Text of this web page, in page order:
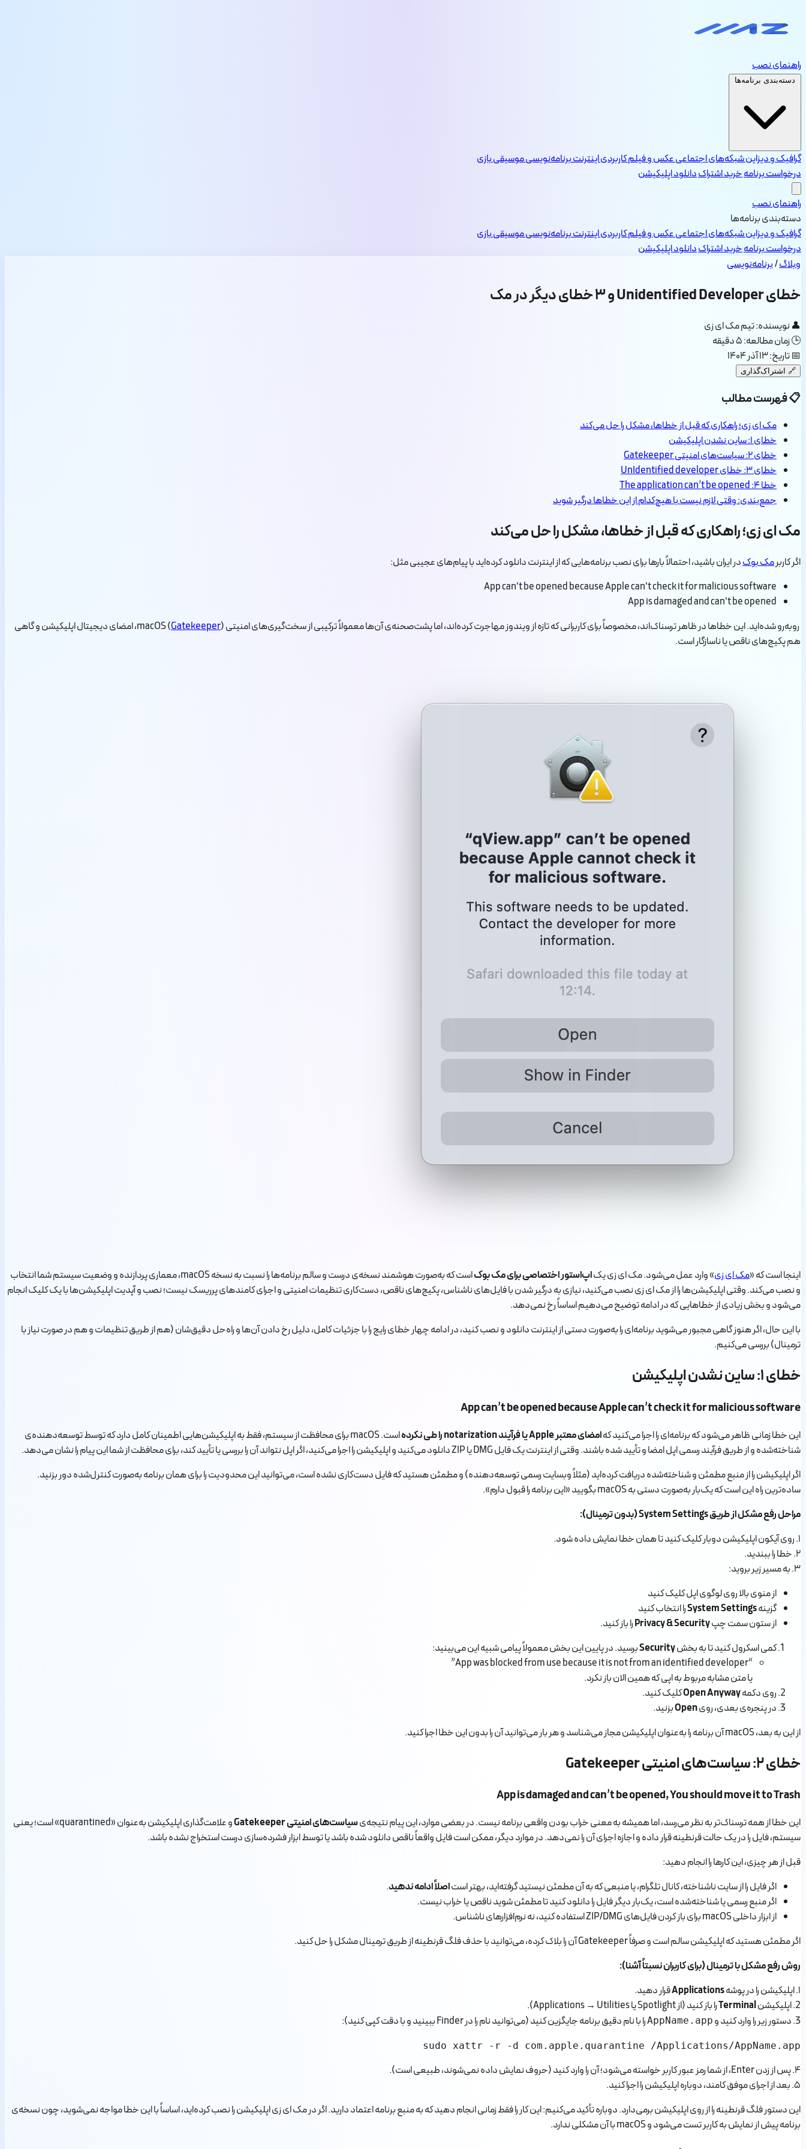
راهنمای نصب
دسته‌بندی برنامه‌ها
گرافیک و دیزاینشبکه‌های اجتماعیعکس و فیلمکاربردیاینترنتبرنامه‌نویسیموسیقیبازی
درخواست برنامهخرید اشتراکدانلود اپلیکیشن
راهنمای نصب
دسته‌بندی برنامه‌ها
گرافیک و دیزاینشبکه‌های اجتماعیعکس و فیلمکاربردیاینترنتبرنامه‌نویسیموسیقیبازی
درخواست برنامهخرید اشتراکدانلود اپلیکیشن
وبلاگ/برنامه‌نویسی
خطای Unidentified Developer و ۳ خطای دیگر در مک
👤 نویسنده: تیم مک ای زی
🕒زمان مطالعه: ۵ دقیقه
📅تاریخ: ۱۳ آذر ۱۴۰۴
🔗 اشتراک‌گذاری
📋فهرست مطالب
مک ای زی؛ راهکاری که قبل از خطاها، مشکل را حل می‌کند
خطای ۱: ساین نشدن اپلیکیشن
خطای ۲: سیاست‌های امنیتی Gatekeeper
خطای ۳: خطای UnIdentified developer
خطا ۴: The application can’t be opened
جمع‌بندی: وقتی لازم نیست با هیچ‌کدام از این خطاها درگیر شوید
مک ای زی؛ راهکاری که قبل از خطاها، مشکل را حل می‌کند
اگر کاربرمک بوکدر ایران باشید، احتمالاً بارها برای نصب برنامه‌هایی که از اینترنت دانلود کرده‌اید با پیام‌های عجیبی مثل:
App can't be opened because Apple can't check it for malicious software
App is damaged and can't be opened
روبه‌رو شده‌اید. این خطاها در ظاهر ترسناک‌اند، مخصوصاً برای کاربرانی که تازه از ویندوز مهاجرت کرده‌اند، اما پشت‌صحنه‌ی آن‌ها معمولاً ترکیبی از سخت‌گیری‌های امنیتی macOS ( Gatekeeper
)، امضای دیجیتال اپلیکیشن و گاهی
هم پکیج‌های ناقص یا ناسازگار است.
اینجا است که «مک ای زی» وارد عمل می‌شود. مک ای زی یکاپ‌استور اختصاصی برای مک بوک
است که به‌صورت هوشمند نسخه‌ی درست و سالم برنامه‌ها را نسبت به نسخه macOS، معماری پردازنده و وضعیت سیستم شما انتخاب
و نصب می‌کند. وقتی اپلیکیشن‌ها را از مک ای زی نصب می‌کنید، نیازی به درگیر شدن با فایل‌های ناشناس، پکیج‌های ناقص، دست‌کاری تنظیمات امنیتی و اجرای کامندهای پرریسک نیست؛ نصب و آپدیت اپلیکیشن‌ها با یک کلیک انجام
می‌شود و بخش زیادی از خطاهایی که در ادامه توضیح می‌دهیم اساساً رخ نمی‌دهد.
با این حال، اگر هنوز گاهی مجبور می‌شوید برنامه‌ای را به‌صورت دستی از اینترنت دانلود و نصب کنید، در ادامه چهار خطای رایج را با جزئیات کامل، دلیل رخ دادن آن‌ها و راه‌حل دقیق‌شان (هم از طریق تنظیمات و هم در صورت نیاز با
ترمینال) بررسی می‌کنیم.
خطای ۱: ساین نشدن اپلیکیشن
App can’t be opened because Apple can’t check it for malicious software
این خطا زمانی ظاهر می‌شود که برنامه‌ای را اجرا می‌کنید کهامضای معتبر Apple یا فرآیند notarization را طی نکرده
است. macOS برای محافظت از سیستم، فقط به اپلیکیشن‌هایی اطمینان کامل دارد که توسط توسعه‌دهنده‌ی
شناخته‌شده و از طریق فرآیند رسمی اپل امضا و تأیید شده باشند. وقتی از اینترنت یک فایل DMG یا ZIP دانلود می‌کنید و اپلیکیشن را اجرا می‌کنید، اگر اپل نتواند آن را بررسی یا تأیید کند، برای محافظت از شما این پیام را نشان می‌دهد.
اگر اپلیکیشن را از منبع مطمئن و شناخته‌شده دریافت کرده‌اید (مثلاً وبسایت رسمی توسعه‌دهنده) و مطمئن هستید که فایل دست‌کاری نشده است، می‌توانید این محدودیت را برای همان برنامه به‌صورت کنترل‌شده دور بزنید.
ساده‌ترین راه این است که یک‌بار به‌صورت دستی به macOS بگویید «این برنامه را قبول دارم».
مراحل رفع مشکل از طریق System Settings (بدون ترمینال):
۱. روی آیکون اپلیکیشن دوبار کلیک کنید تا همان خطا نمایش داده شود.
۲. خطا را ببندید.
۳. به مسیر زیر بروید:
از منوی بالا روی لوگوی اپل کلیک کنید
گزینهSystem Settingsرا انتخاب کنید
از ستون سمت چپPrivacy & Securityرا باز کنید.
کمی اسکرول کنید تا به بخشSecurityبرسید. در پایین این بخش معمولاً پیامی شبیه این می‌بینید:
“App was blocked from use because it is not from an identified developer”
یا متن مشابه مربوط به اپی که همین‌ الان باز نکرد.
روی دکمهOpen Anywayکلیک کنید.
در پنجره‌ی بعدی، رویOpenبزنید.
از این به بعد، macOS آن برنامه را به‌عنوان اپلیکیشن مجاز می‌شناسد و هر بار می‌توانید آن را بدون این خطا اجرا کنید.
خطای ۲: سیاست‌های امنیتی Gatekeeper
App is damaged and can’t be opened, You should move it to Trash
این خطا از همه ترسناک‌تر به نظر می‌رسد، اما همیشه به معنی خراب بودن واقعی برنامه نیست. در بعضی موارد، این پیام نتیجه‌یسیاست‌های امنیتی Gatekeeper
و علامت‌گذاری اپلیکیشن به‌عنوان «quarantined» است؛ یعنی
سیستم، فایل را در یک حالت قرنطینه قرار داده و اجازه اجرای آن را نمی‌دهد. در موارد دیگر، ممکن است فایل واقعاً ناقص دانلود شده باشد یا توسط ابزار فشرده‌سازی درست استخراج نشده باشد.
قبل از هر چیزی، این کارها را انجام دهید:
اگر فایل را از سایت ناشناخته، کانال تلگرام، یا منبعی که به آن مطمئن نیستید گرفته‌اید، بهتر استاصلاً ادامه ندهید.
اگر منبع رسمی یا شناخته‌شده است، یک‌بار دیگر فایل را دانلود کنید تا مطمئن شوید ناقص یا خراب نیست.
از ابزار داخلی macOS برای باز کردن فایل‌های ZIP/DMG استفاده کنید، نه نرم‌افزارهای ناشناس.
اگر مطمئن هستید که اپلیکیشن سالم است و صرفاً Gatekeeper آن را بلاک کرده، می‌توانید با حذف فلگ قرنطینه از طریق ترمینال مشکل را حل کنید.
روش رفع مشکل با ترمینال (برای کاربران نسبتاً آشنا):
۱. اپلیکیشن را در پوشه
Applicationsقرار دهید.
2. اپلیکیشن
Terminalرا باز کنید (از Spotlight یا Applications → Utilities).
3. دستور زیر را وارد کنید و
AppName.appرا با نام دقیق برنامه جایگزین کنید (می‌توانید نام را در Finder ببینید و با دقت کپی کنید):
sudo xattr -r -d com.apple.quarantine /Applications/AppName.app
۴. پس از زدن Enter، از شما رمز عبور کاربر خواسته می‌شود؛ آن را وارد کنید (حروف نمایش داده نمی‌شوند، طبیعی است).
۵. بعد از اجرای موفق کامند، دوباره اپلیکیشن را اجرا کنید.
این دستور فلگ قرنطینه را از روی اپلیکیشن برمی‌دارد. دوباره تأکید می‌کنیم: این کار را فقط زمانی انجام دهید که به منبع برنامه اعتماد دارید. اگر در مک ای زی اپلیکیشن را نصب کرده‌اید، اساساً با این خطا مواجه نمی‌شوید، چون نسخه‌ی
برنامه پیش‌ از نمایش به کاربر تست می‌شود و macOS با آن مشکلی ندارد.